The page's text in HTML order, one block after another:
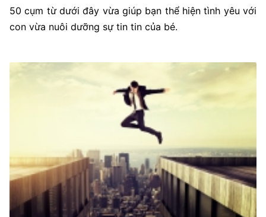
50 cụm từ dưới đây vừa giúp bạn thể hiện tình yêu với
con vừa nuôi dưỡng sự tin tin của bé.